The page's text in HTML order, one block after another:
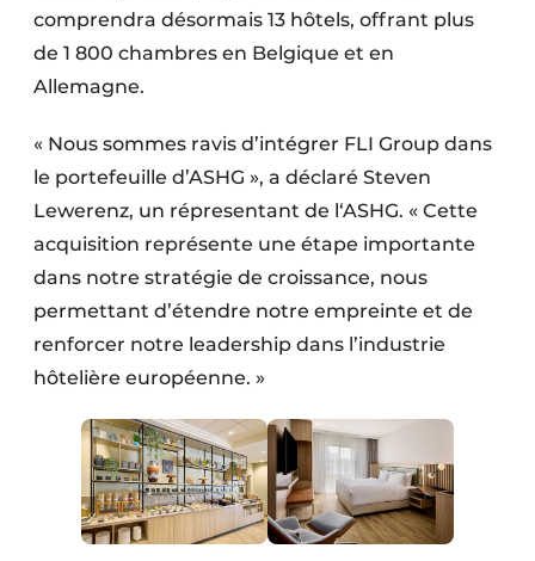
comprendra désormais 13 hôtels, offrant plus
de 1 800 chambres en Belgique et en
Allemagne.
« Nous sommes ravis d’intégrer FLI Group dans
le portefeuille d’ASHG », a déclaré Steven
Lewerenz, un répresentant de l‘ASHG. « Cette
acquisition représente une étape importante
dans notre stratégie de croissance, nous
permettant d’étendre notre empreinte et de
renforcer notre leadership dans l’industrie
hôtelière européenne. »